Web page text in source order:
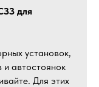
для
установок,
и автостоянок
Для этих